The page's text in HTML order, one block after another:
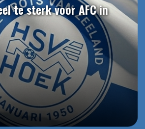
te sterk voor AFC in